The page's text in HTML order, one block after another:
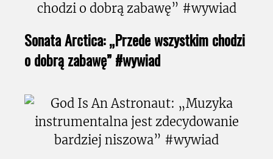
Sonata Arctica: „Przede wszystkim chodzi
o dobrą zabawę” #wywiad